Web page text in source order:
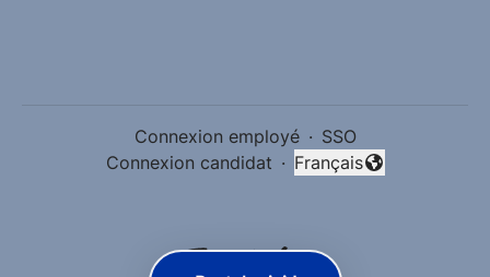
Connexion employé · SSO
Connexion candidat ·
Changer la langue
Français